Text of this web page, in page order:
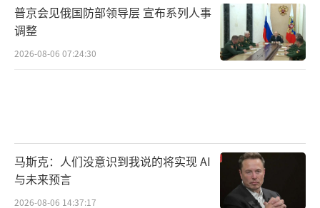
普京会见俄国防部领导层 宣布系列人事
调整
2026-08-06 07:24:30
马斯克：人们没意识到我说的将实现 AI
与未来预言
2026-08-06 14:37:17